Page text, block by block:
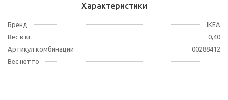
Характеристики
Бренд
IKEA
Вес в кг.
0,40
Артикул комбинации
00288412
Вес нетто